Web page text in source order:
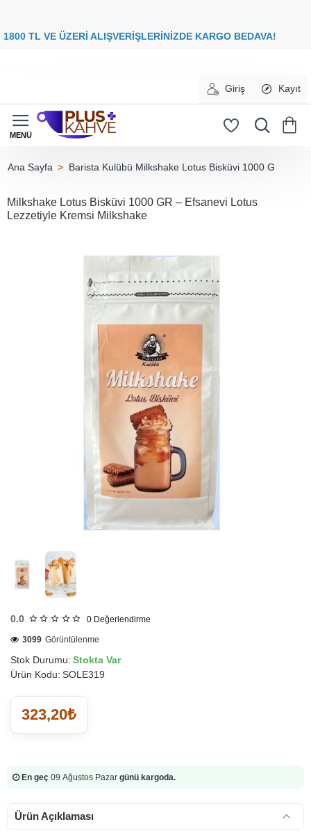
00 TL VE ÜZERİ ALIŞVERİŞLERİNİZDE KARGO
Giriş Kayıt
Barista Kulübü Milkshake Lotus Bisküvi 1000 G
Milkshake Lotus Bisküvi 1000 GR – Efsanevi Lotus
Lezzetiyle Kremsi Milkshake
GÖNDERİ
0.0 0 Değerlendirme
Stok Durumu: Stokta Var
Ürün Kodu: SOLE319
3099 Görüntülenme
323,20₺
En geç 09 Ağustos Pazar günü kargoda.
Ürün Açıklaması